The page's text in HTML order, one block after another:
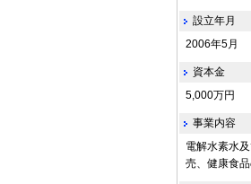
設立年月
2006年5月
資本金
5,000万円
事業内容
電解水素水
売、健康食